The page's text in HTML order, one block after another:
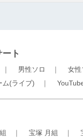
ト
｜ 男性ソロ ｜ 女性
ム(ライブ) ｜
｜ 宝塚 月組 ｜